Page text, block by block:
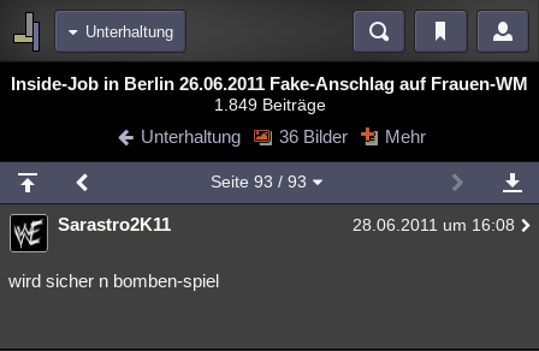
Unterhaltung
Bereiche
Blogs Videos
Chat Wiki Neuigkeiten
meine Rubriken
Menschen Wissenschaft Mystery Kriminalfälle
Spiritualität Verschwörungen
Inside-Job in Berlin 26.06.2011 Fake-Anschlag auf Frauen-WM
1.849 Beiträge
Unterhaltung 36 Bilder Mehr
Seite 93 / 93
Sarastro2K11 28.06.2011 um 16:08
wird sicher n bomben-spiel